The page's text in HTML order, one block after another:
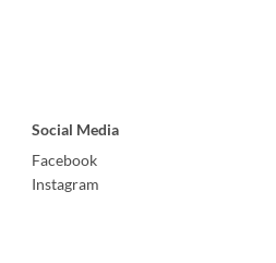
Social Media
Facebook
Instagram